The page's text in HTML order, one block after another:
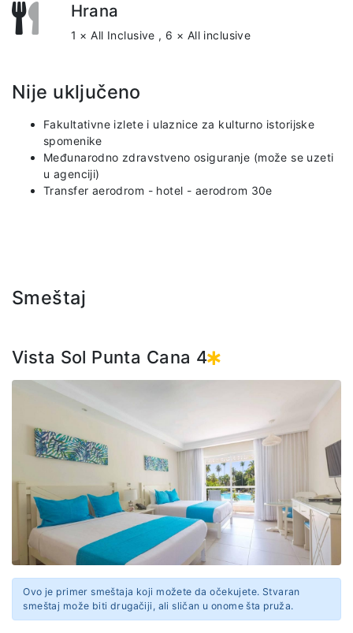
Hrana
1 × All Inclusive , 6 × All inclusive
Nije uključeno
Fakultativne izlete i ulaznice za kulturno istorijske
spomenike
Međunarodno zdravstveno osiguranje (može se uzeti
u agenciji)
Transfer aerodrom - hotel - aerodrom 30e
Smeštaj
Vista Sol Punta Cana 4
Ovo je primer smeštaja koji možete da očekujete. Stvaran
smeštaj može biti drugačiji, ali sličan u onome šta pruža.